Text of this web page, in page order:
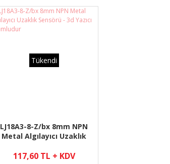
Tükendi
LJ18A3-8-Z/bx 8mm NPN
Metal Algılayıcı Uzaklık
uyumludur
117,60 TL + KDV